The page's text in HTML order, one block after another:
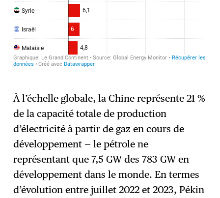
À l’échelle globale, la Chine représente 21 %
de la capacité totale de production
d’électricité à partir de gaz en cours de
développement — le pétrole ne
représentant que 7,5 GW des 783 GW en
développement dans le monde. En termes
d’évolution entre juillet 2022 et 2023, Pékin